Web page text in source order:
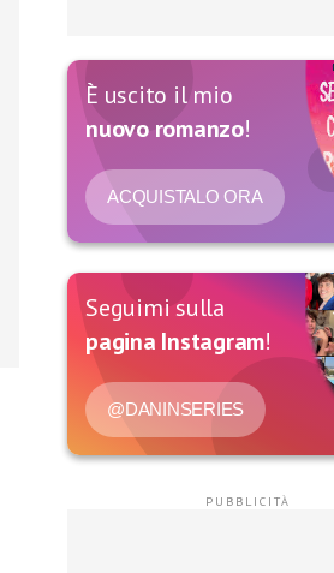
È uscito il mio
nuovo romanzo!
ACQUISTALO ORA
Seguimi sulla
pagina Instagram!
@DANINSERIES